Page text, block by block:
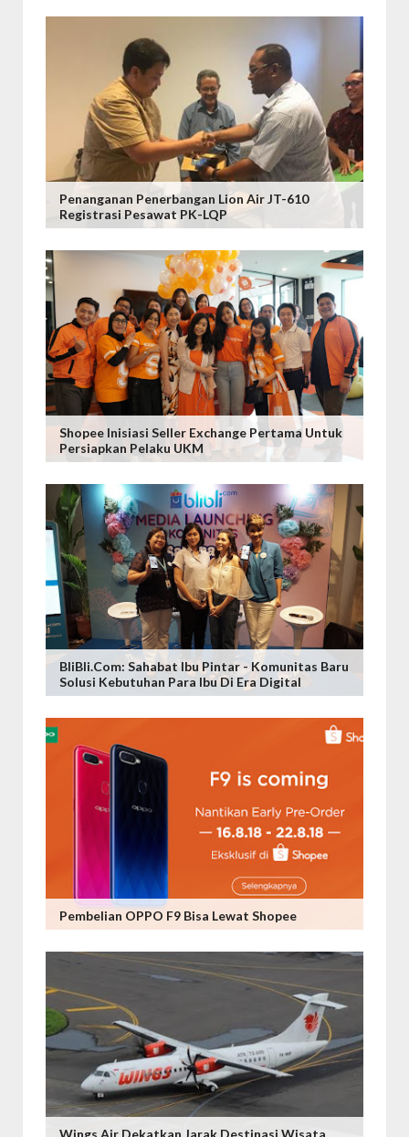
Penanganan Penerbangan Lion Air JT-610
Registrasi Pesawat PK-LQP
Shopee Inisiasi Seller Exchange Pertama Untuk
Persiapkan Pelaku UKM
BliBli.com: Sahabat Ibu Pintar - Komunitas Baru
Solusi Kebutuhan Para Ibu Di Era Digital
Pembelian OPPO F9 Bisa Lewat Shopee
Wings Air Dekatkan Jarak Destinasi Wisata